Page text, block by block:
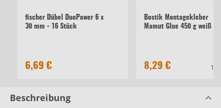
fischer Dübel DuoPower 6 x
30 mm - 16 Stück
6,69 €
Bostik Montagekleber
Mamut Glue 450 g weiß
8,29 €
Beschreibung